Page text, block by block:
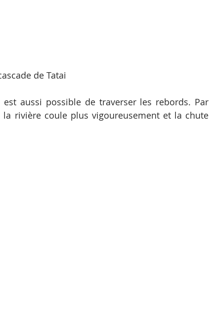
de Tatai
aussi possible de traverser les rebords. Par
rivière coule plus vigoureusement et la chute